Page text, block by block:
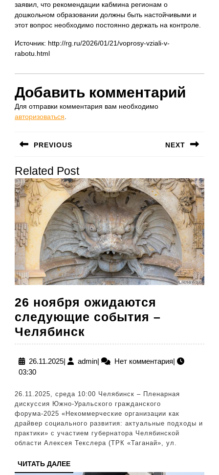
заявил, что рекомендации кабмина регионам о
дошкольном образовании должны быть настойчивыми и
этот вопрос необходимо постоянно держать на контроле.
Источник: http://rg.ru/2026/01/21/voprosy-vziali-v-
rabotu.html
Добавить комментарий
Для отправки комментария вам необходимо
авторизоваться.
по
записям
PREVIOUS
запись:
NEXT
запись:
Related Post
26 ноября ожидаются
следующие события –
Челябинск
ноября
ожидаются
события
–
Челябинск
26.11.202526.11.2025
| adminadmin
| Нет комментария|
03:30
26.11.2025, среда 10:00 Челябинск – Пленарная
дискуссия Южно-Уральского гражданского
форума-2025 «Некоммерческие организации как
драйвер социального развития: актуальные подходы и
практики» с участием губернатора Челябинской
области Алексея Текслера (ТРК «Таганай», ул.
ЧИТАТЬ ДАЛЕЕЧИТАТЬ